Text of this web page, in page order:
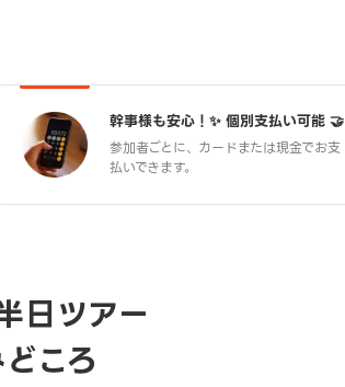
幹事様も安心！ ✨ 個別支払い可能 🤝
参加者ごとに、カードまたは現金でお支
払いできます。
日ツアー
ころ